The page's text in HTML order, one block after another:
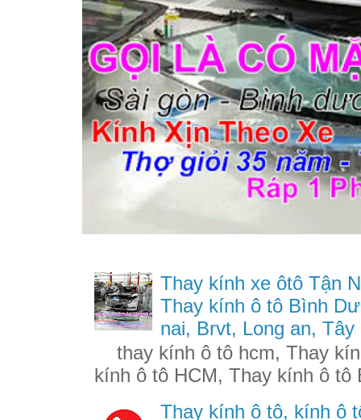
Thay kính xe ôtô Tận
Thay kính ô tô Bình
nai, Brvt, Long an,
thay kính ô tô hcm, Thay
kính ô tô HCM, Thay kính ô
Thay kính ô tô, kính ô